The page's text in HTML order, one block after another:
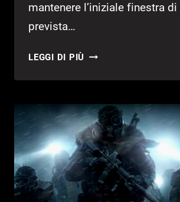
mantenere l’iniziale finestra
prevista…
LEGGI DI PIÙ HALO
VERRÀ
INSIEME
A
XBOX
SERIES
X